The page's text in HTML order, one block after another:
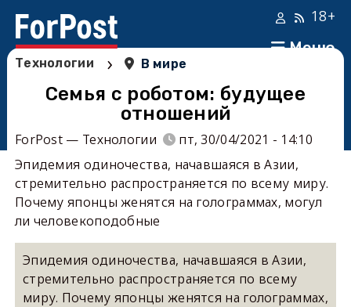
Меню
18+
Технологии › В мире
Семья с роботом: будущее
отношений
ForPost — Технологии
пт, 30/04/2021 - 14:10
Эпидемия одиночества, начавшаяся в Азии,
стремительно распространяется по всему миру.
Почему японцы женятся на голограммах, могул
ли человекоподобные
Эпидемия одиночества, начавшаяся в Азии,
стремительно распространяется по всему
миру. Почему японцы женятся на голограммах,